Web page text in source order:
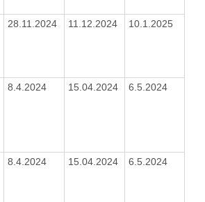
28.11.2024 11.12.2024 10.1.2025
8.4.2024 15.04.2024 6.5.2024
8.4.2024 15.04.2024 6.5.2024